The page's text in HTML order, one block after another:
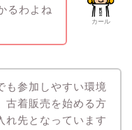
カール
るわよね
も参加しやすい環境
古着販売を始める方
れ先となっています